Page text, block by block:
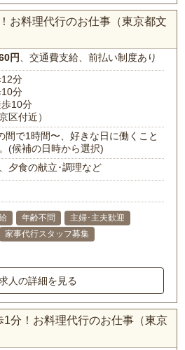
お料理代行のお仕事（東京都文
円 、交通費支給、前払い制度あり
分
分
10分
区付近）
間で1時間〜、好きな日に働くこと
(候補の日時から選択)
夕食の献立･調理など
年齢不問
主婦･主夫歓迎
家事代行スタッフ募集
人の詳細を見る
分！お料理代行のお仕事（東京